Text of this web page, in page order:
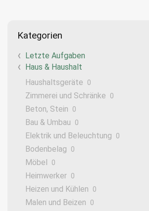
Kategorien
Letzte Aufgaben
Haus & Haushalt
Haushaltsgeräte
0
Zimmerei und Schränke 0
Beton, Stein 0
Bau & Umbau 0
Elektrik und Beleuchtung 0
Bodenbelag 0
Möbel 0
Heimwerker 0
Heizen und Kühlen 0
Malen und Beizen 0